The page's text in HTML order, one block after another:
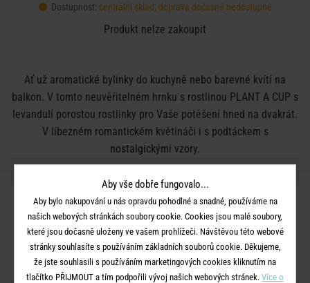
Dostupnost: centrální sklad, doprava dočasně nedostupné
Produkt nelze zakoupit
Ať už aromatické bylinky do kuchyně nebo barevné kvítí na
balkon. V tomto neuvěřitelném hrnku s rostlinou PLANT A CUP s
levandulí porostou rostlinky pro Vaše potěšení hned na dvakrát.
V líbezném romantickém květináči i s podtáckem s
nostalgickými vzory.
DETAILY PRODUKTU
Barva:bílá, mix
Rozměry:D 30 x Š 22,5 x V 15 cm
Materiál:dolomit
Aby vše dobře fungovalo...
Aby bylo nakupování u nás opravdu pohodlné a snadné, používáme na
našich webových stránkách soubory cookie. Cookies jsou malé soubory,
které jsou dočasně uloženy ve vašem prohlížeči. Návštěvou této webové
stránky souhlasíte s používáním základních souborů cookie. Děkujeme,
že jste souhlasili s používáním marketingových cookies kliknutím na
tlačítko PŘIJMOUT a tím podpořili vývoj našich webových stránek. Více o